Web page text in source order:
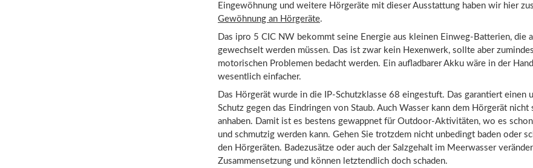
Eingewöhnung und weitere Hörgeräte mit dieser Ausstattung haben wir hier
Gewöhnung an Hörgeräte.
Das ipro 5 CIC NW bekommt seine Energie aus kleinen Einweg-Batterien, die
gewechselt werden müssen. Das ist zwar kein Hexenwerk, sollte aber
motorischen Problemen bedacht werden. Ein aufladbarer Akku wäre in der
wesentlich einfacher.
Das Hörgerät wurde in die IP-Schutzklasse 68 eingestuft. Das garantiert einen
Schutz gegen das Eindringen von Staub. Auch Wasser kann dem Hörgerät
anhaben. Damit ist es bestens gewappnet für Outdoor-Aktivitäten, wo es
und schmutzig werden kann. Gehen Sie trotzdem nicht unbedingt baden oder
den Hörgeräten. Badezusätze oder auch der Salzgehalt im Meerwasser
Zusammensetzung und können letztendlich doch schaden.